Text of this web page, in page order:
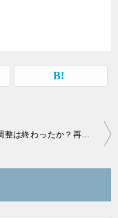
円高、調整は終わったか？再び100円を目指す？